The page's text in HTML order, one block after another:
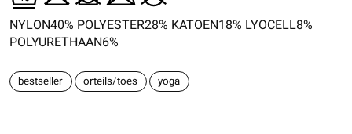
NYLON40% POLYESTER28% KATOEN18% LYOCELL8%
POLYURETHAAN6%
bestseller orteils/toes yoga